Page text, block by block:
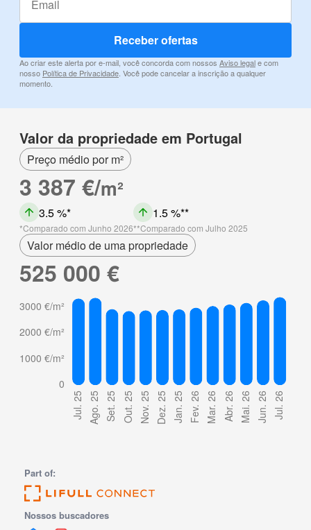
Receber ofertas
Ao criar este alerta por e-mail, você concorda com nossos Aviso legale com
nosso Política de Privacidade. Você pode cancelar a inscrição a qualquer
momento.
Valor da propriedade em Portugal
Preço médio por m²
3 387 €/m²
3.5 %
Comparado com Junho 2026
1.5 %
Comparado com Julho 2025
Valor médio de uma propriedade
525 000 €
Part of:
Nossos buscadores